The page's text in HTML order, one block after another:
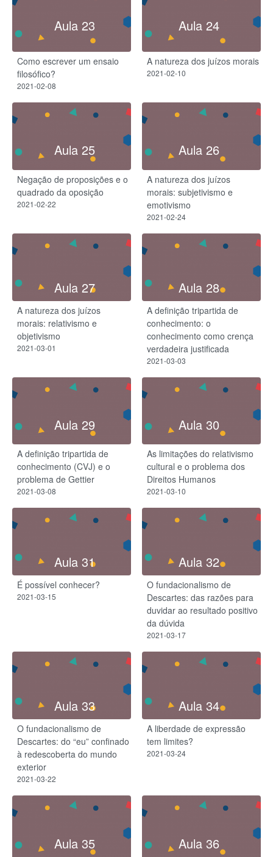
Aula 23
Como escrever um ensaio
filosófico?
2021-02-08
Aula 24
A natureza dos juízos morais
2021-02-10
Aula 25
Negação de proposições e o
quadrado da oposição
2021-02-22
Aula 26
A natureza dos juízos
morais: subjetivismo e
emotivismo
2021-02-24
Aula 27
A natureza dos juízos
morais: relativismo e
objetivismo
2021-03-01
Aula 28
A definição tripartida de
conhecimento: o
conhecimento como crença
verdadeira justificada
2021-03-03
Aula 29
A definição tripartida de
conhecimento (CVJ) e o
problema de Gettier
2021-03-08
Aula 30
As limitações do relativismo
cultural e o problema dos
Direitos Humanos
2021-03-10
Aula 31
É possível conhecer?
2021-03-15
Aula 32
O fundacionalismo de
Descartes: das razões para
duvidar ao resultado positivo
da dúvida
2021-03-17
Aula 33
O fundacionalismo de
Descartes: do “eu” confinado
à redescoberta do mundo
exterior
2021-03-22
Aula 34
A liberdade de expressão
tem limites?
2021-03-24
Aula 35 Aula 36